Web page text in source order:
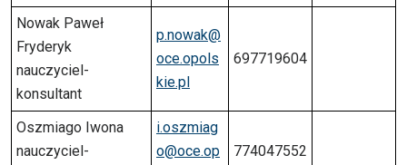
Nowak Paweł
Fryderyk
nauczyciel-
konsultant
p.nowak@
oce.opols
kie.pl
697719604
Oszmiago Iwona
nauczyciel-
i.oszmiag
o@oce.op
774047552